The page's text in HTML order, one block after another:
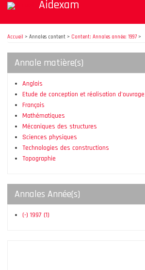
Aller
contenu
principal
Aidexam
Accueil > Annales content > Content: Annales année: 1997>
Annale matière(s)
Anglais
Etude de conception et réalisation d'ouvrage
Français
Mathématiques
Mécaniques des structures
Sciences physiques
Technologies des constructions
Topographie
Annales Année(s)
(-) 1997 (1)